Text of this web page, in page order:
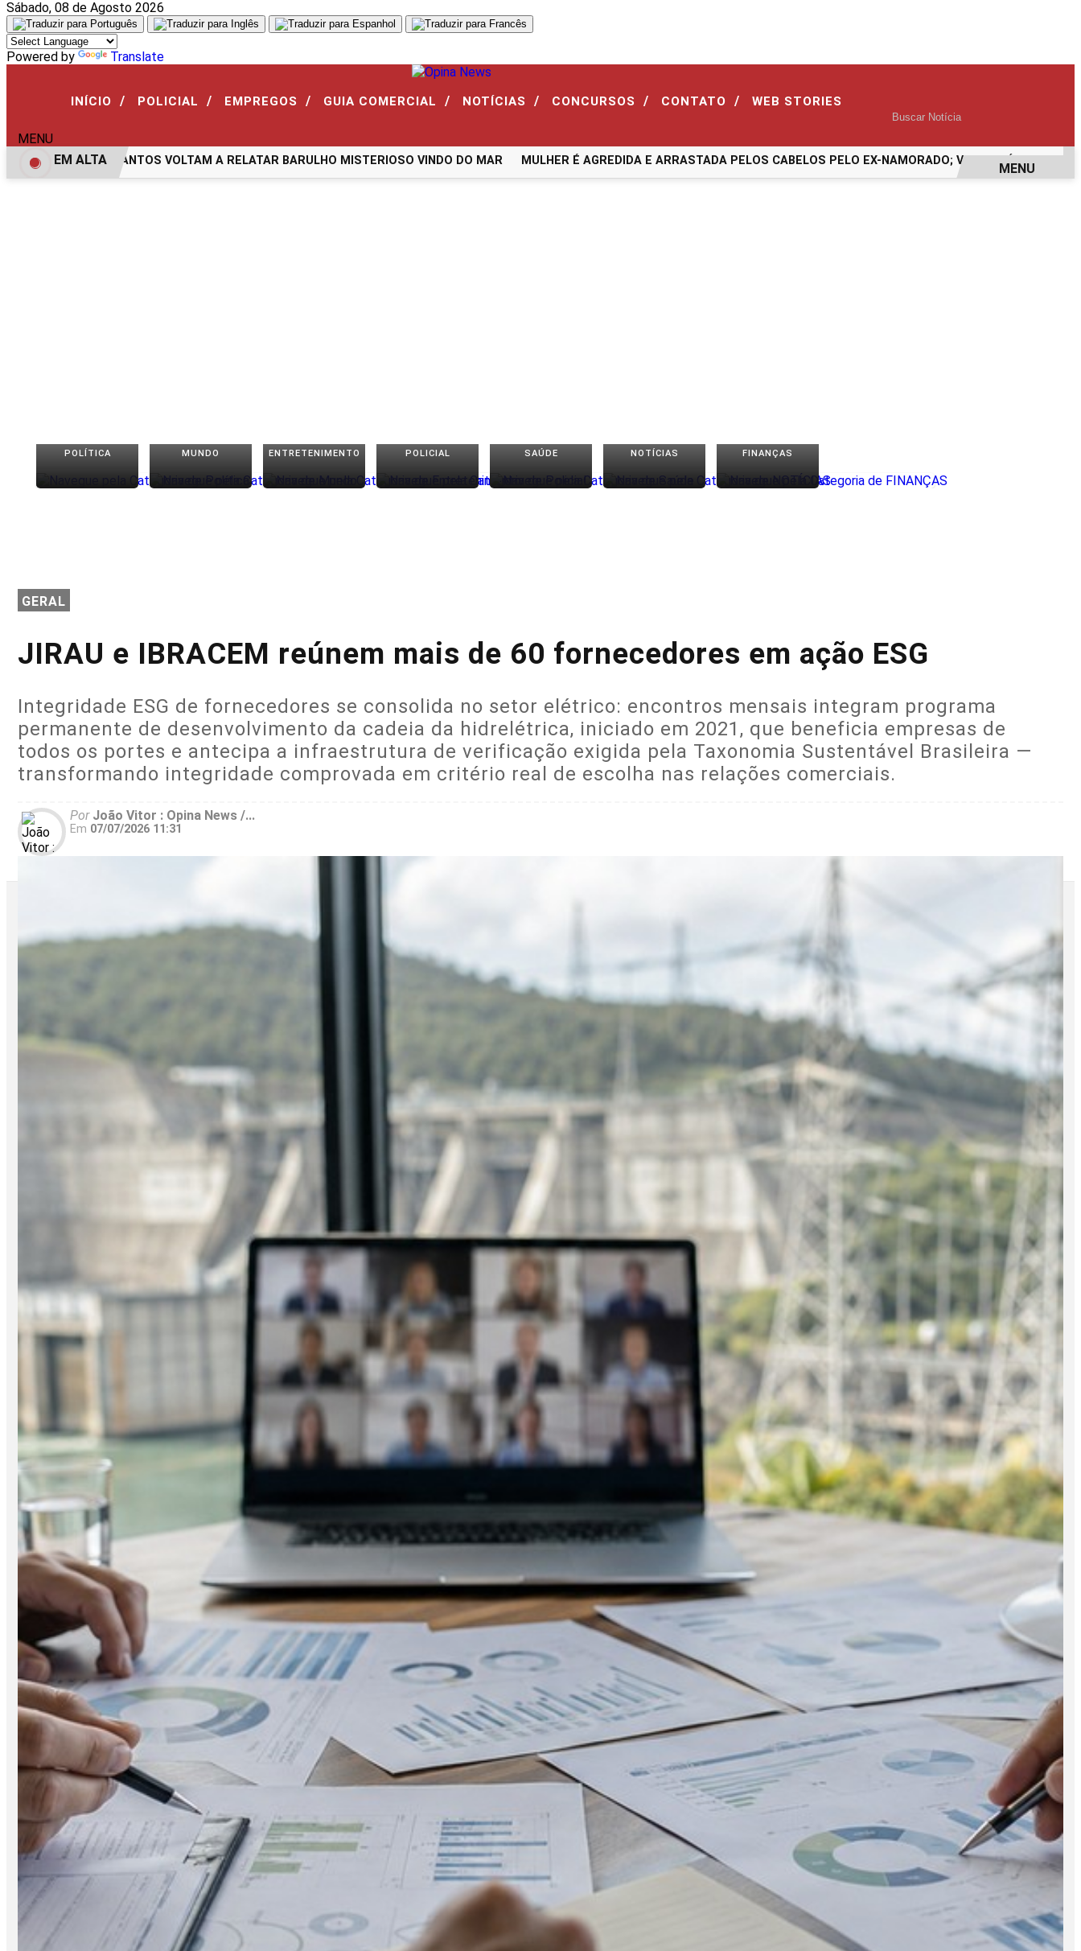
Aguarde, carregando...
Sábado, 08 de Agosto 2026
Powered by Translate
INÍCIO / POLICIAL / EMPREGOS / GUIA COMERCIAL / NOTÍCIAS / CONCURSOS / CONTATO / WEB STORIES
MENU
DE SANTOS VOLTAM A RELATAR BARULHO MISTERIOSO VINDO DO MAR MULHER É AGREDIDA E ARRASTADA PELOS CABELOS PELO EX-NAMORADO; VEJA O VÍDEO
EM ALTA
MENU
POLÍTICA MUNDO ENTRETENIMENTO POLICIAL SAÚDE NOTÍCIAS FINANÇAS
GERAL
JIRAU e IBRACEM reúnem mais de 60 fornecedores em ação ESG
Integridade ESG de fornecedores se consolida no setor elétrico: encontros mensais integram programa
permanente de desenvolvimento da cadeia da hidrelétrica, iniciado em 2021, que beneficia empresas de
todos os portes e antecipa a infraestrutura de verificação exigida pela Taxonomia Sustentável Brasileira —
transformando integridade comprovada em critério real de escolha nas relações comerciais.
PorJoão Vitor : Opina News /...
Em 07/07/2026 11:31